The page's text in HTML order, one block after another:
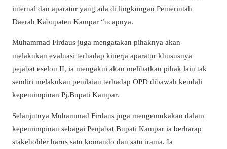
internal dan aparatur yang ada di lingkungan Pemerintah
Daerah Kabupaten Kampar “ucapnya.
Muhammad Firdaus juga mengatakan pihaknya akan
melakukan evaluasi terhadap kinerja aparatur khususnya
pejabat eselon II, ia mengakui akan melibatkan pihak lain tak
sendiri melakukan penilaian terhadap OPD dibawah kendali
kepemimpinan Pj.Bupati Kampar.
Selanjutnya Muhammad Firdaus juga mengemukakan dalam
kepemimpinan sebagai Penjabat Bupati Kampar ia berharap
stakeholder harus satu komando dan satu irama. Ia